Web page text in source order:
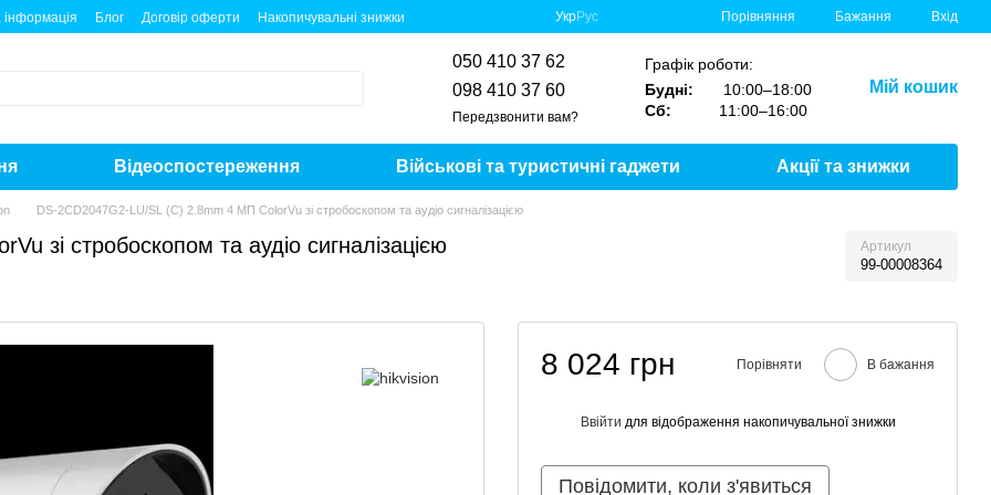
інформація Блог Договір оферти Накопичувальні знижки УкрРус Порівняння Бажання Вхід
050 410 37 62
098 410 37 60
Передзвонити вам?
Графік роботи:
Будні:
10:00–18:00
Сб:
11:00–16:00
Мій кошик
Відеоспостереження Військові та туристичні гаджети Акції та знижки
DS-2CD2047G2-LU/SL (C) 2.8mm 4 МП ColorVu зі стробоскопом та аудіо сигналізацією
зі стробоскопом та аудіо сигналізацією Артикул
99-00008364
8 024 грн Порівняти В бажання
Ввійти для відображення накопичувальної знижки
Повідомити, коли з'явиться